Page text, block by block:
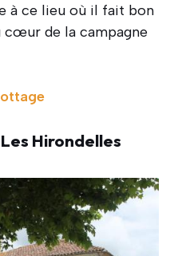
à ce lieu où il fait bon
cœur de la campagne
Hirondelles